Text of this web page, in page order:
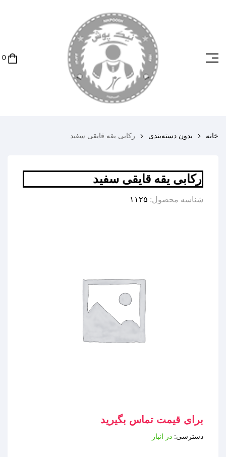
‏0
خانه بدون دسته‌بندی رکابی یقه قایقی سفید
رکابی یقه قایقی سفید
شناسه محصول: ۱۱۲۵
برای قیمت تماس بگیرید
دسترسی: در انبار